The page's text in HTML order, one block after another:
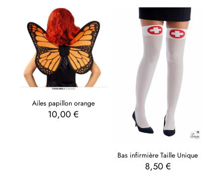
Ailes papillon orange
10,00€
Bas infirmière Taille Unique
8,50 €